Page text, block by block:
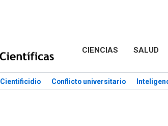
CIENCIAS SALUD
Cientificidio Conflicto universitario